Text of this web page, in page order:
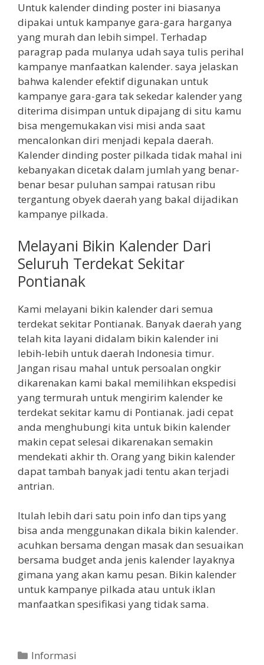
Untuk kalender dinding poster ini biasanya
dipakai untuk kampanye gara-gara harganya
yang murah dan lebih simpel. Terhadap
paragrap pada mulanya udah saya tulis perihal
kampanye manfaatkan kalender. saya jelaskan
bahwa kalender efektif digunakan untuk
kampanye gara-gara tak sekedar kalender yang
diterima disimpan untuk dipajang di situ kamu
bisa mengemukakan visi misi anda saat
mencalonkan diri menjadi kepala daerah.
Kalender dinding poster pilkada tidak mahal ini
kebanyakan dicetak dalam jumlah yang benar-
benar besar puluhan sampai ratusan ribu
tergantung obyek daerah yang bakal dijadikan
kampanye pilkada.
Melayani Bikin Kalender Dari
Seluruh Terdekat Sekitar
Pontianak
Kami melayani bikin kalender dari semua
terdekat sekitar Pontianak. Banyak daerah yang
telah kita layani didalam bikin kalender ini
lebih-lebih untuk daerah Indonesia timur.
Jangan risau mahal untuk persoalan ongkir
dikarenakan kami bakal memilihkan ekspedisi
yang termurah untuk mengirim kalender ke
terdekat sekitar kamu di Pontianak. jadi cepat
anda menghubungi kita untuk bikin kalender
makin cepat selesai dikarenakan semakin
mendekati akhir th. Orang yang bikin kalender
dapat tambah banyak jadi tentu akan terjadi
antrian.
Itulah lebih dari satu poin info dan tips yang
bisa anda menggunakan dikala bikin kalender.
acuhkan bersama dengan masak dan sesuaikan
bersama budget anda jenis kalender layaknya
gimana yang akan kamu pesan. Bikin kalender
untuk kampanye pilkada atau untuk iklan
manfaatkan spesifikasi yang tidak sama.
Categories
Informasi